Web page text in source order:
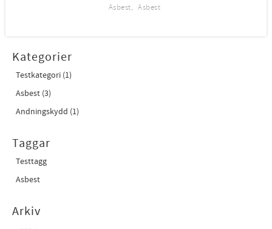
Asbest Asbest
Kategorier
Testkategori (1)
Asbest (3)
Andningskydd (1)
Taggar
Testtagg
Asbest
Arkiv